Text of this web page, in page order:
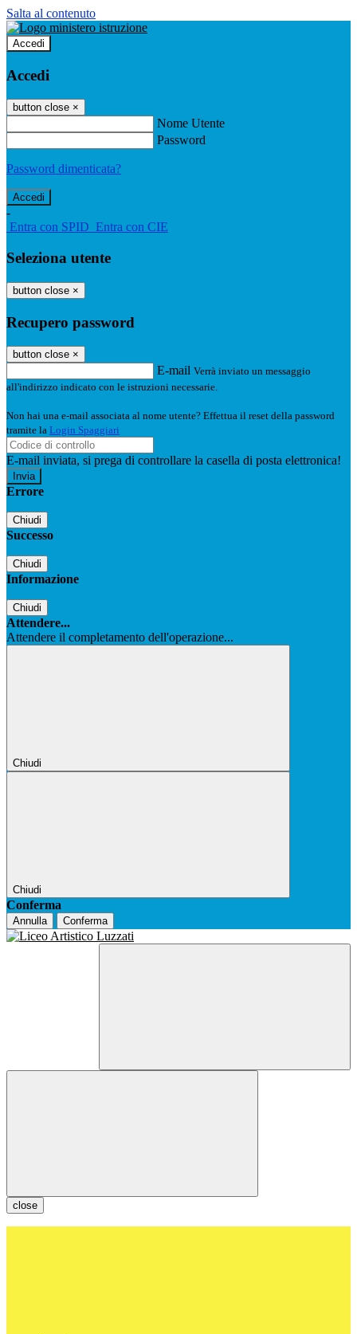
Salta al contenuto
Accedi
Accedi
button close ×
Nome Utente
Password
Password dimenticata?
-
Entra con SPID Entra con CIE
Seleziona utente
button close ×
Recupero password
button close ×
E-mail Verrà inviato un messaggio
all'indirizzo indicato con le istruzioni necessarie.
Non hai una e-mail associata al nome utente? Effettua il reset della password
tramite la Login Spaggiari
E-mail inviata, si prega di controllare la casella di posta elettronica!
Errore
Chiudi
Successo
Chiudi
Informazione
Chiudi
Attendere...
Attendere il completamento dell'operazione...
Chiudi
Chiudi
Conferma
Annulla Conferma
close